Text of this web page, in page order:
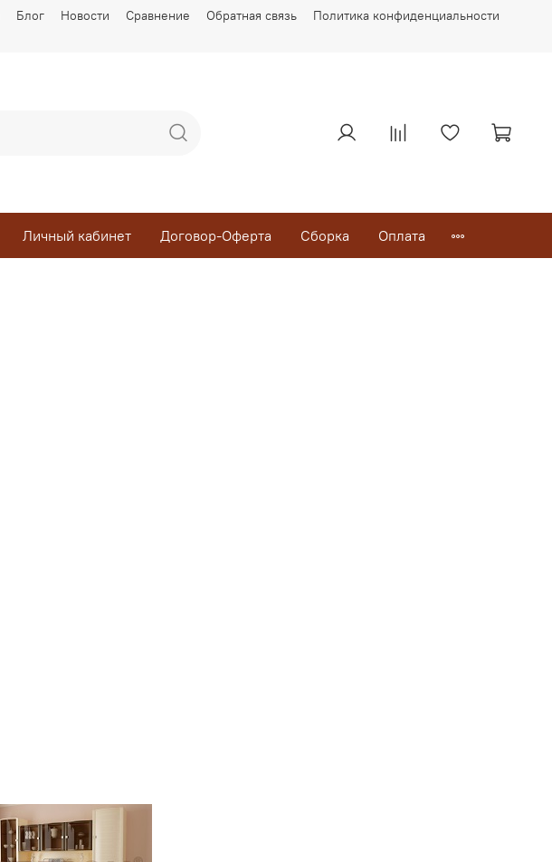
Блог Новости Сравнение Обратная связь Политика конфиденциальности
Личный кабинет Договор-Оферта Сборка Оплата